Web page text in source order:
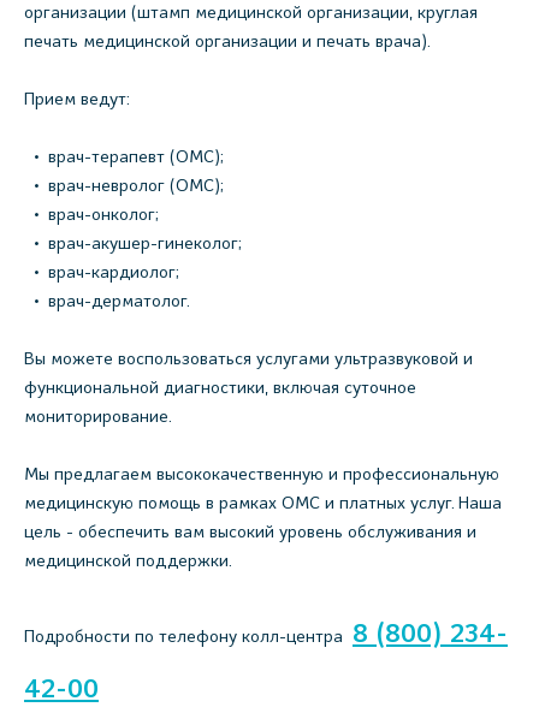
организации (штамп медицинской организации, круглая
печать медицинской организации и печать врача).
Прием ведут:
врач-терапевт (ОМС);
врач-невролог (ОМС);
врач-онколог;
врач-акушер-гинеколог;
врач-кардиолог;
врач-дерматолог.
Вы можете воспользоваться услугами ультразвуковой и
функциональной диагностики, включая суточное
мониторирование.
Мы предлагаем высококачественную и профессиональную
медицинскую помощь в рамках ОМС и платных услуг. Наша
цель - обеспечить вам высокий уровень обслуживания и
медицинской поддержки.
Подробности по телефону колл-центра 8 (800) 234-
42-00